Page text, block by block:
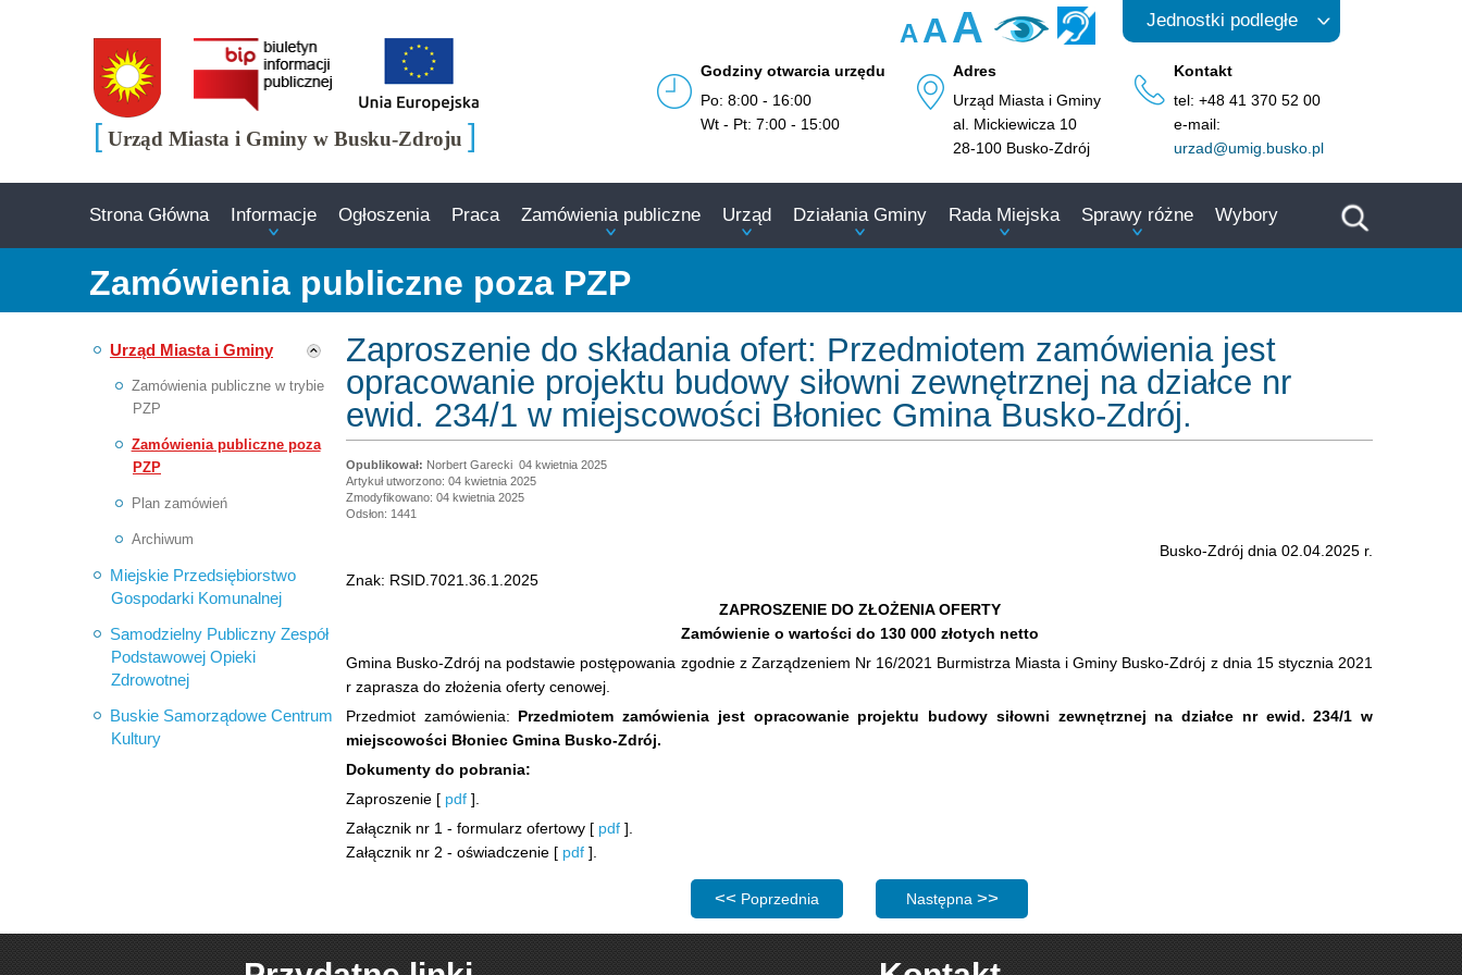
AAA Jednostki podległe
[ Urząd Miasta i Gminy w Busku-Zdroju ]
Godziny otwarcia urzędu
Po: 8:00 - 16:00
Wt - Pt: 7:00 - 15:00
Adres
Urząd Miasta i Gminy
al. Mickiewicza 10
28-100 Busko-Zdrój
Kontakt
tel: +48 41 370 52 00
e-mail:
urzad@umig.busko.pl
Strona Główna Informacje Ogłoszenia Praca Zamówienia publiczne Urząd Działania Gminy Rada Miejska Sprawy różne Wybory
Urząd Miasta i Gminy
Zamówienia publiczne w trybie
PZP
Zamówienia publiczne poza
PZP
Plan zamówień
Archiwum
Miejskie Przedsiębiorstwo
Gospodarki Komunalnej
Samodzielny Publiczny Zespół
Podstawowej Opieki
Zdrowotnej
Buskie Samorządowe Centrum
Kultury
Zamówienia publiczne poza PZP
Zaproszenie do składania ofert: Przedmiotem zamówienia jest
opracowanie projektu budowy siłowni zewnętrznej na działce nr
ewid. 234/1 w miejscowości Błoniec Gmina Busko-Zdrój.
Norbert Garecki 04 kwietnia 2025
Artykuł utworzono: 04 kwietnia 2025
Zmodyfikowano: 04 kwietnia 2025
Odsłon: 1441
Busko-Zdrój dnia 02.04.2025 r.
Znak: RSID.7021.36.1.2025
ZAPROSZENIE DO ZŁOŻENIA OFERTY
Zamówienie o wartości do 130 000 złotych netto
Gmina Busko-Zdrój na podstawie postępowania zgodnie z Zarządzeniem Nr 16/2021 Burmistrza Miasta i Gminy Busko-Zdrój z dnia 15 stycznia 2021
r zaprasza do złożenia oferty cenowej.
Przedmiot zamówienia: Przedmiotem zamówienia jest opracowanie projektu budowy siłowni zewnętrznej na działce nr ewid. 234/1 w
miejscowości Błoniec Gmina Busko-Zdrój.
Dokumenty do pobrania:
Zaproszenie [ pdf ].
Załącznik nr 1 - formularz ofertowy [ pdf ].
Załącznik nr 2 - oświadczenie [ pdf ].
Poprzednia strona: Zaproszenie do składania ofert: Wykonywanie operatów szacunkowych określających
Poprzednia Następna strona: Zaproszenie do składania ofert: Zakup i montaż wyposażenia
Następna